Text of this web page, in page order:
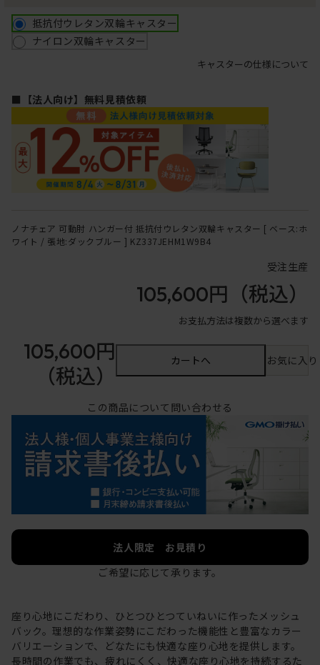
抵抗付ウレタン双輪キャスター
ナイロン双輪キャスター
キャスターの仕様について
■【法人向け】無料見積依頼
ノナチェア 可動肘 ハンガー付 抵抗付ウレタン双輪キャスター [ ベース:ホ
ワイト / 張地:ダックブルー ] KZ337JEHM1W9B4
受注生産
105,600円 （税込）
お支払方法は複数から選べます
105,600円
（税込）
カートへ お気に入
この商品について問い合わせる
法人限定 お見積り
ご希望に応じて承ります。
座り心地にこだわり、ひとつひとつていねいに作ったメッシュ
バック。理想的な作業姿勢にこだわった機能性と豊富なカラー
バリエーションで、どなたにも快適な座り心地を提供します。
長時間の作業でも、疲れにくく、快適な座り心地を持続するた